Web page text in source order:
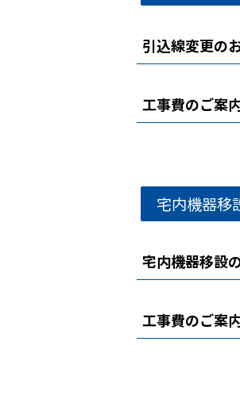
引込線変更の
工事費のご案
宅内機器移
宅内機器移設
工事費のご案